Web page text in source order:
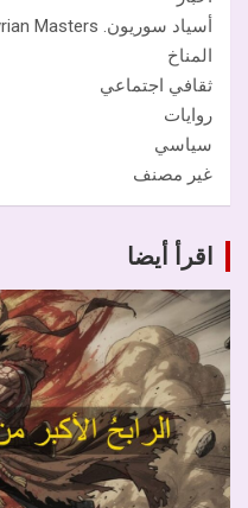
أسياد سوريون. Syrian Masters
المناخ
ثقافي اجتماعي
روايات
سياسي
غير مصنف
اقرأ أيضا